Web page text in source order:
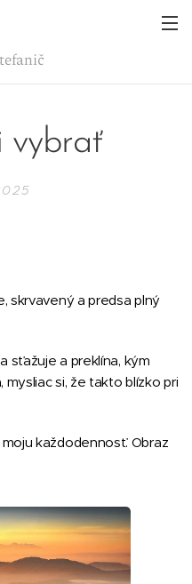
vybrať
skrvavený a predsa plný
sťažuje a preklína, kým
mysliac si, že takto blízko pri
každodennosť. Obraz